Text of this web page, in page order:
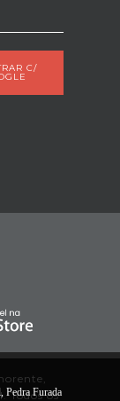
C/
Todos os
Pedra Furada